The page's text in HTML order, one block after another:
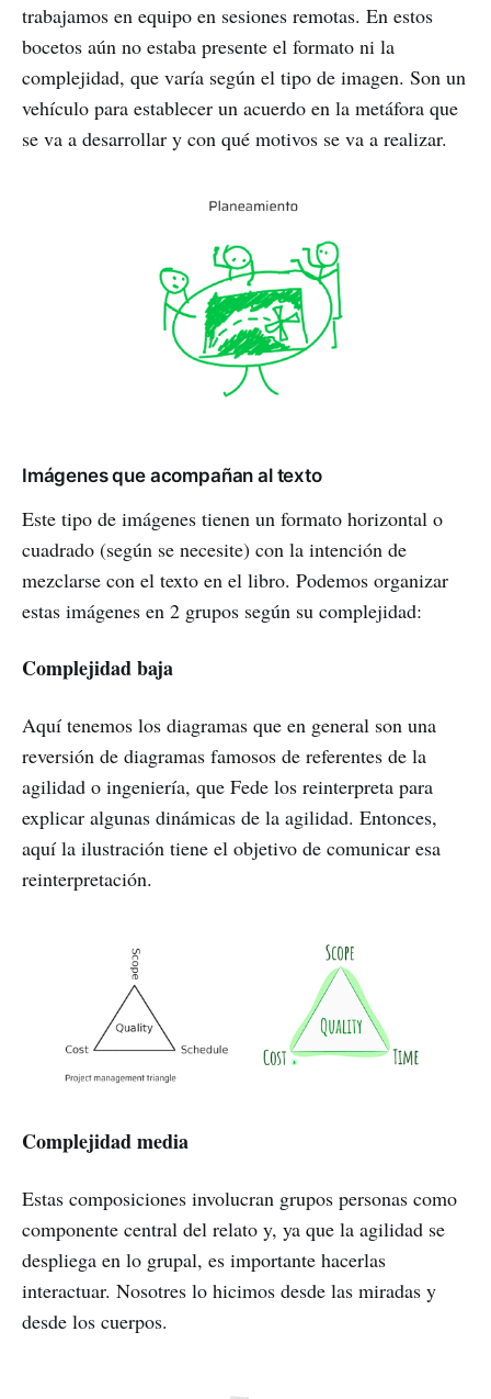
trabajamos en equipo en sesiones remotas. En estos
bocetos aún no estaba presente el formato ni la
complejidad, que varía según el tipo de imagen. Son un
vehículo para establecer un acuerdo en la metáfora que
se va a desarrollar y con qué motivos se va a realizar.
Imágenes que acompañan al texto
Este tipo de imágenes tienen un formato horizontal o
cuadrado (según se necesite) con la intención de
mezclarse con el texto en el libro. Podemos organizar
estas imágenes en 2 grupos según su complejidad:
Complejidad baja
Aquí tenemos los diagramas que en general son una
reversión de diagramas famosos de referentes de la
agilidad o ingeniería, que Fede los reinterpreta para
explicar algunas dinámicas de la agilidad. Entonces,
aquí la ilustración tiene el objetivo de comunicar esa
reinterpretación.
Complejidad media
Estas composiciones involucran grupos personas como
componente central del relato y, ya que la agilidad se
despliega en lo grupal, es importante hacerlas
interactuar. Nosotres lo hicimos desde las miradas y
desde los cuerpos.